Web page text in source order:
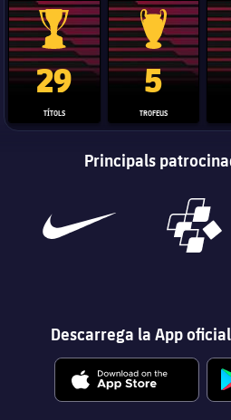
Trofeu de la Liga
29
TÍTOLS
Trofeu de la
5
TROFEUS
Principals
Descarrega la App